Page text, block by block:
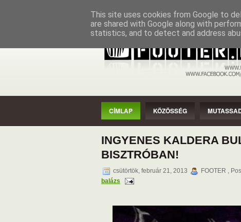
CÍMLAP KÖZÖSSÉG MUTASSAD
CÍMLAP KÖZÖSSÉG
INGYENES KALDERA
BISZTRÓBAN!
csütörtök, február 21, 2013 FOOTER ,
balázs
This site uses cookies from Google to
are shared with Google along with
statistics, and to detect and address